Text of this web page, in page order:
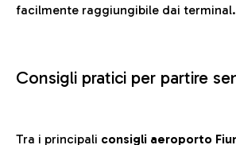
facilmente raggiungibile dai terminal.
Consigli pratici per partire
Tra i principali consigli aeroporto